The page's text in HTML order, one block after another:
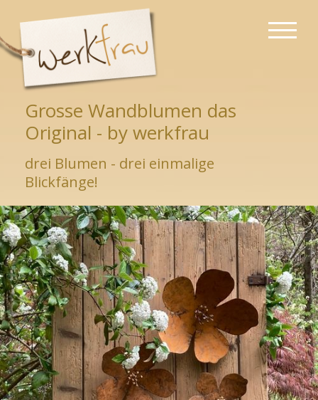
Grosse Wandblumen das
Original - by werkfrau
drei Blumen - drei einmalige
Blickfänge!